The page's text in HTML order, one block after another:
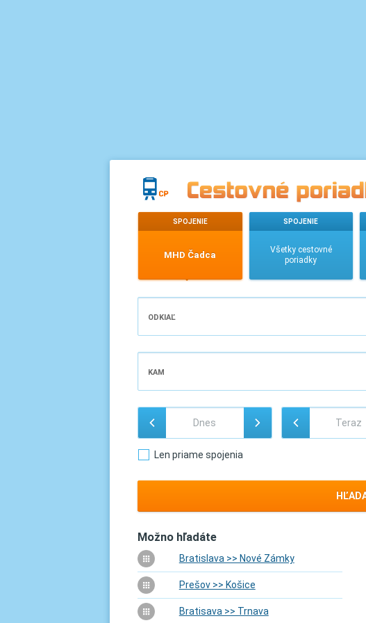
SPOJENIE
MHD Čadca
SPOJENIE
Všetky cestovné
poriadky
ODKIAĽ
KAM
Len priame spojenia
Možno hľadáte
Bratislava >> Nové Zámky
Prešov >> Košice
Bratisava >> Trnava